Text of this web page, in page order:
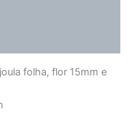
folha, flor 15mm e